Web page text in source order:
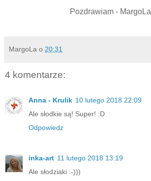
Pozdrawiam - MargoLa
MargoLa o 20:31
4 komentarze:
Anna - Krulik 10 lutego 2018 22:09
Ale słodkie są! Super! :D
Odpowiedz
inka-art 11 lutego 2018 13:19
Ale słodziaki :-)))